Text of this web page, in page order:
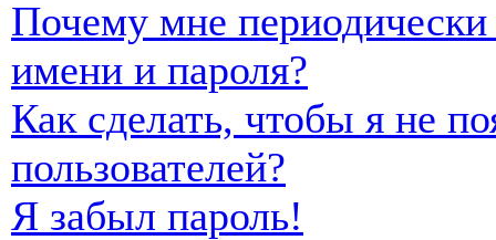
Почему мне периодически
имени и пароля?
Как сделать, чтобы я не
пользователей?
Я забыл пароль!